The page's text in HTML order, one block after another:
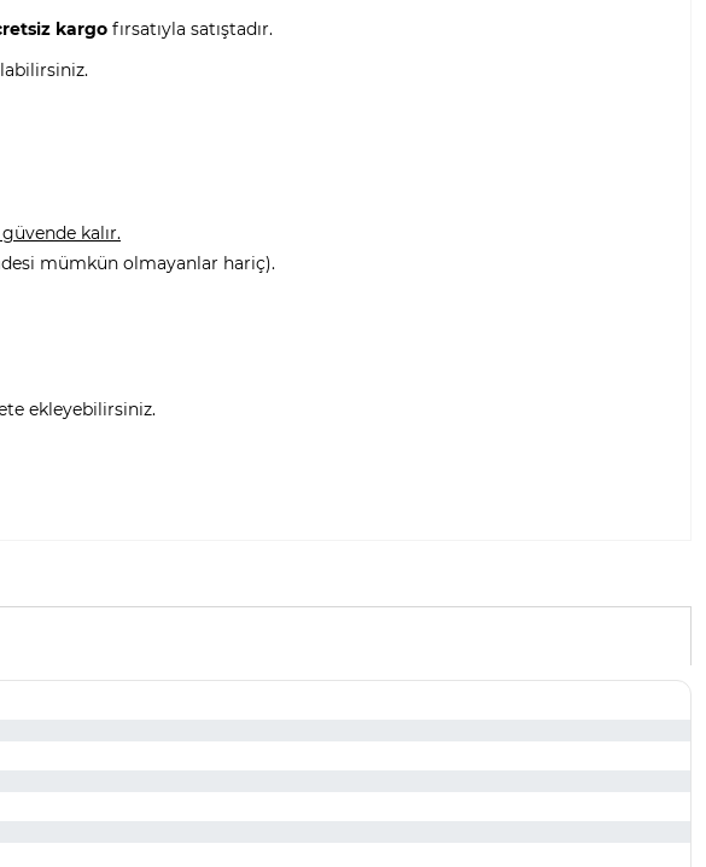
kargo fırsatıyla satıştadır.
kalır.
mümkün olmayanlar hariç).
ekleyebilirsiniz.